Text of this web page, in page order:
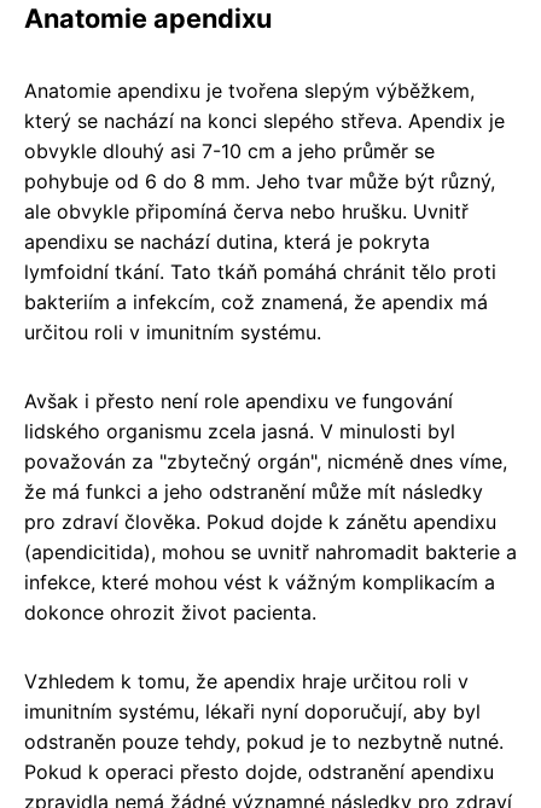
Anatomie apendixu
Anatomie apendixu je tvořena slepým výběžkem,
který se nachází na konci slepého střeva. Apendix je
obvykle dlouhý asi 7-10 cm a jeho průměr se
pohybuje od 6 do 8 mm. Jeho tvar může být různý,
ale obvykle připomíná červa nebo hrušku. Uvnitř
apendixu se nachází dutina, která je pokryta
lymfoidní tkání. Tato tkáň pomáhá chránit tělo proti
bakteriím a infekcím, což znamená, že apendix má
určitou roli v imunitním systému.
Avšak i přesto není role apendixu ve fungování
lidského organismu zcela jasná. V minulosti byl
považován za "zbytečný orgán", nicméně dnes víme,
že má funkci a jeho odstranění může mít následky
pro zdraví člověka. Pokud dojde k zánětu apendixu
(apendicitida), mohou se uvnitř nahromadit bakterie a
infekce, které mohou vést k vážným komplikacím a
dokonce ohrozit život pacienta.
Vzhledem k tomu, že apendix hraje určitou roli v
imunitním systému, lékaři nyní doporučují, aby byl
odstraněn pouze tehdy, pokud je to nezbytně nutné.
Pokud k operaci přesto dojde, odstranění apendixu
zpravidla nemá žádné významné následky pro zdraví